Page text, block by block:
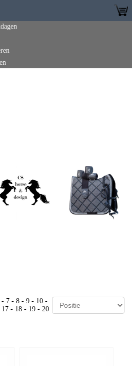
- 7 - 8 - 9 - 10 -
17 - 18 - 19 - 20